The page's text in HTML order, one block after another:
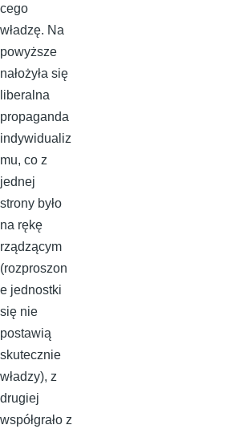
cego
władzę. Na
powyższe
nałożyła się
liberalna
propaganda
indywidualiz
mu, co z
jednej
strony było
na rękę
rządzącym
(rozproszon
e jednostki
się nie
postawią
skutecznie
władzy), z
drugiej
współgrało z